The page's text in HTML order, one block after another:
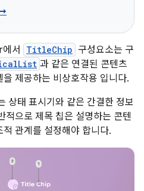
서 TitleChip 구성요소는 구
과 같은 연결된 콘텐츠
제공하는 비상호작용 입니다.
상태 표시기와 같은 간결한 정보
적으로 제목 칩은 설명하는 콘텐
관계를 설정해야 합니다.